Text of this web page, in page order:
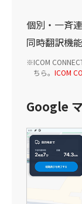
個別・一斉
同時翻訳機
ICOM
ちら。 ICOM
Google